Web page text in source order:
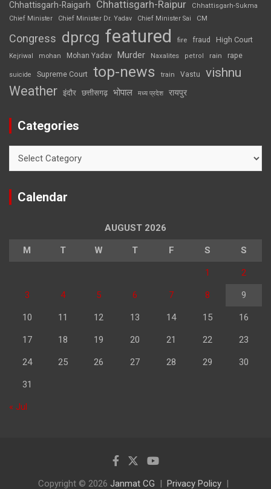
Chhattisgarh-Raigarh Chhattisgarh-Raipur
Chhattisgarh-Sukma
Chief Minister
Chief Minister Dr. Yadav Chief Minister Sai CM
Congress dprcg featured fire fraud High Court
Kejriwal mohan Mohan Yadav Murder Naxalites petrol rain rape
suicide Supreme Court top-news train Vastu vishnu
Weather इंदौर छत्तीसगढ़ भोपाल मध्य प्रदेश रायपुर
Categories
Calendar
AUGUST 2026
M T W T F S S
1 2
3 4 5 6 7 8 9
10 11 12 13 14 15 16
17 18 19 20 21 22 23
24 25 26 27 28 29 30
31
« Jul
Copyright © 2026 Janmat CG Privacy Policy